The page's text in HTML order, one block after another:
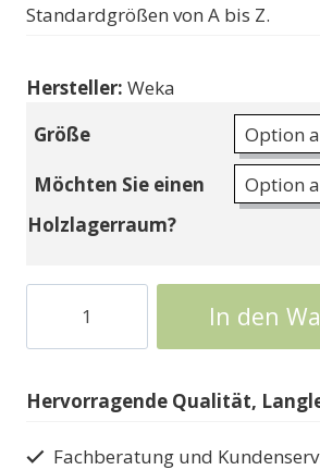
Standardgrößen von A bis Z.
Hersteller: Weka
Größe
Möchten Sie einen
Holzlagerraum?
Speicher
Schongau
Menge
In den
Hervorragende Qualität,
Fachberatung und